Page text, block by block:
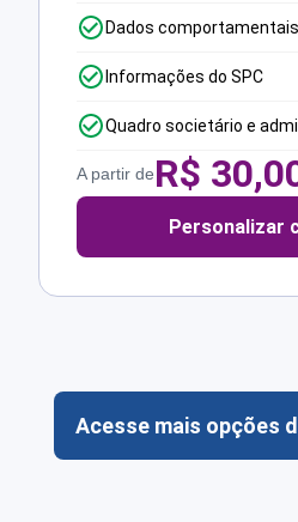
Dados comportamentais
Informações do SPC
Quadro societário e
A partir deR$
Personalizar
Acesse mais opções